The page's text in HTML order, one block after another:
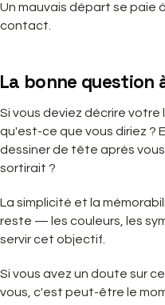
Un mauvais départ se paie
contact.
La bonne question
Si vous deviez décrire
qu'est-ce que vous diriez ?
dessiner de tête après
sortirait ?
La simplicité et la
reste — les couleurs, les
servir cet objectif.
Si vous avez un doute sur
vous, c'est peut-être le